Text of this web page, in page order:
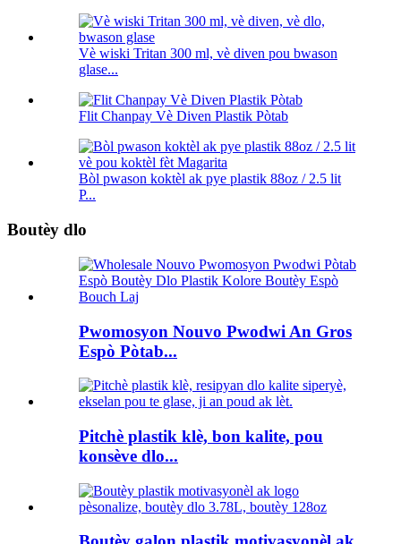
Vè wiski Tritan 300 ml, vè diven pou bwason
glase...
Flit Chanpay Vè Diven Plastik Pòtab
Bòl pwason koktèl ak pye plastik 88oz / 2.5 lit
P...
Boutèy dlo
Pwomosyon Nouvo Pwodwi An Gros
Espò Pòtab...
Pitchè plastik klè, bon kalite, pou
konsève dlo...